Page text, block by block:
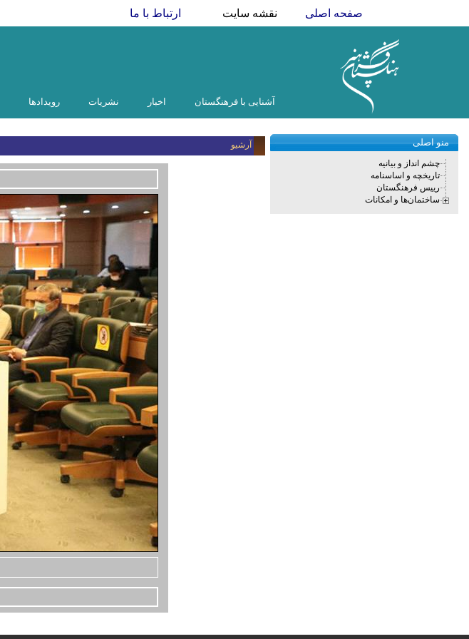
صفحه اصلی نقشه سایت ارتباط با ما
آشنایی با فرهنگستان اخبار نشریات رویدادها
آرشیو منو اصلی
چشم انداز و بیانیه
تاریخچه و اساسنامه
رییس فرهنگستان
ساختمان‌ها و امکانات